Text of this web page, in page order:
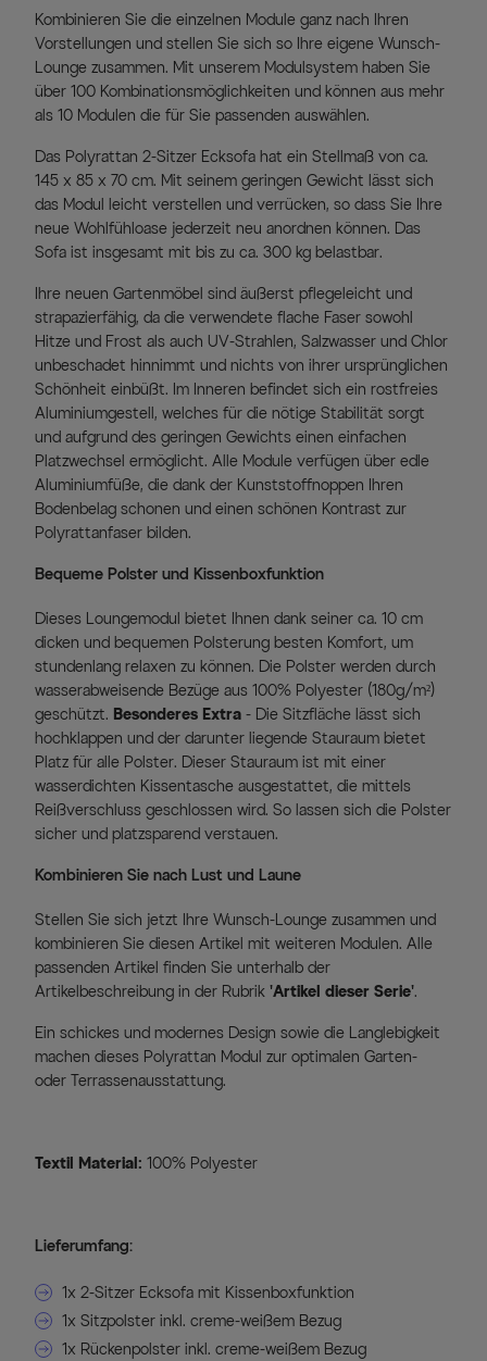
Kombinieren Sie die einzelnen Module ganz nach Ihren
Vorstellungen und stellen Sie sich so Ihre eigene Wunsch-
Lounge zusammen. Mit unserem Modulsystem haben Sie
über 100 Kombinationsmöglichkeiten und können aus mehr
als 10 Modulen die für Sie passenden auswählen.
Das Polyrattan 2-Sitzer Ecksofa hat ein Stellmaß von ca.
145 x 85 x 70 cm. Mit seinem geringen Gewicht lässt sich
das Modul leicht verstellen und verrücken, so dass Sie Ihre
neue Wohlfühloase jederzeit neu anordnen können. Das
Sofa ist insgesamt mit bis zu ca. 300 kg belastbar.
Ihre neuen Gartenmöbel sind äußerst pflegeleicht und
strapazierfähig, da die verwendete flache Faser sowohl
Hitze und Frost als auch UV-Strahlen, Salzwasser und Chlor
unbeschadet hinnimmt und nichts von ihrer ursprünglichen
Schönheit einbüßt. Im Inneren befindet sich ein rostfreies
Aluminiumgestell, welches für die nötige Stabilität sorgt
und aufgrund des geringen Gewichts einen einfachen
Platzwechsel ermöglicht. Alle Module verfügen über edle
Aluminiumfüße, die dank der Kunststoffnoppen Ihren
Bodenbelag schonen und einen schönen Kontrast zur
Polyrattanfaser bilden.
Bequeme Polster und Kissenboxfunktion
Dieses Loungemodul bietet Ihnen dank seiner ca. 10 cm
dicken und bequemen Polsterung besten Komfort, um
stundenlang relaxen zu können. Die Polster werden durch
wasserabweisende Bezüge aus 100% Polyester (180g/m²)
geschützt. Besonderes Extra - Die Sitzfläche lässt sich
hochklappen und der darunter liegende Stauraum bietet
Platz für alle Polster. Dieser Stauraum ist mit einer
wasserdichten Kissentasche ausgestattet, die mittels
Reißverschluss geschlossen wird. So lassen sich die Polster
sicher und platzsparend verstauen.
Kombinieren Sie nach Lust und Laune
Stellen Sie sich jetzt Ihre Wunsch-Lounge zusammen und
kombinieren Sie diesen Artikel mit weiteren Modulen. Alle
passenden Artikel finden Sie unterhalb der
Artikelbeschreibung in der Rubrik 'Artikel dieser Serie'.
Ein schickes und modernes Design sowie die Langlebigkeit
machen dieses Polyrattan Modul zur optimalen Garten-
oder Terrassenausstattung.
Textil Material: 100% Polyester
Lieferumfang:
1x 2-Sitzer Ecksofa mit Kissenboxfunktion
1x Sitzpolster inkl. creme-weißem Bezug
1x Rückenpolster inkl. creme-weißem Bezug